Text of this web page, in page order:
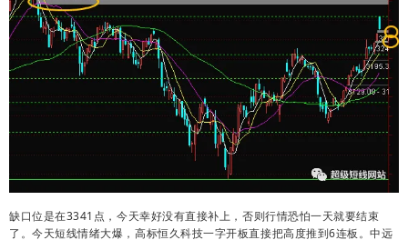
缺口位是在3341点，今天幸好没有直接补上，否则行情恐怕一天就要结束
了。今天短线情绪大爆，高标恒久科技一字开板直接把高度推到6连板。中远